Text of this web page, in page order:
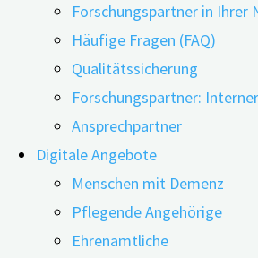
Forschungspartner in Ihrer
Häufige Fragen (FAQ)
Qualitätssicherung
Forschungspartner:
Ansprechpartner
Digitale Angebote
Menschen mit Demenz
Pflegende Angehörige
Ehrenamtliche
Für viele Menschen sind
willkommene Alternative zum
Menschen, die auf ihr Gewicht
Diabetes leiden. Eine neue Studie
einen Blick auf die möglichen